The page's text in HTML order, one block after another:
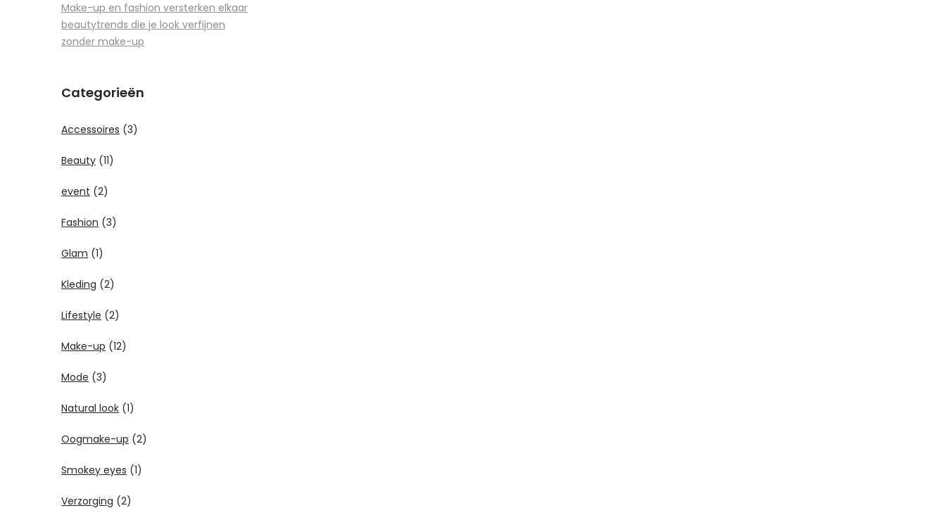
Make-up en fashion versterken elkaar
beautytrends die je look verfijnen
zonder make-up
Categorieën
Accessoires (3)
Beauty (11)
event (2)
Fashion (3)
Glam (1)
Kleding (2)
Lifestyle (2)
Make-up (12)
Mode (3)
Natural look (1)
Oogmake-up (2)
Smokey eyes (1)
Verzorging (2)